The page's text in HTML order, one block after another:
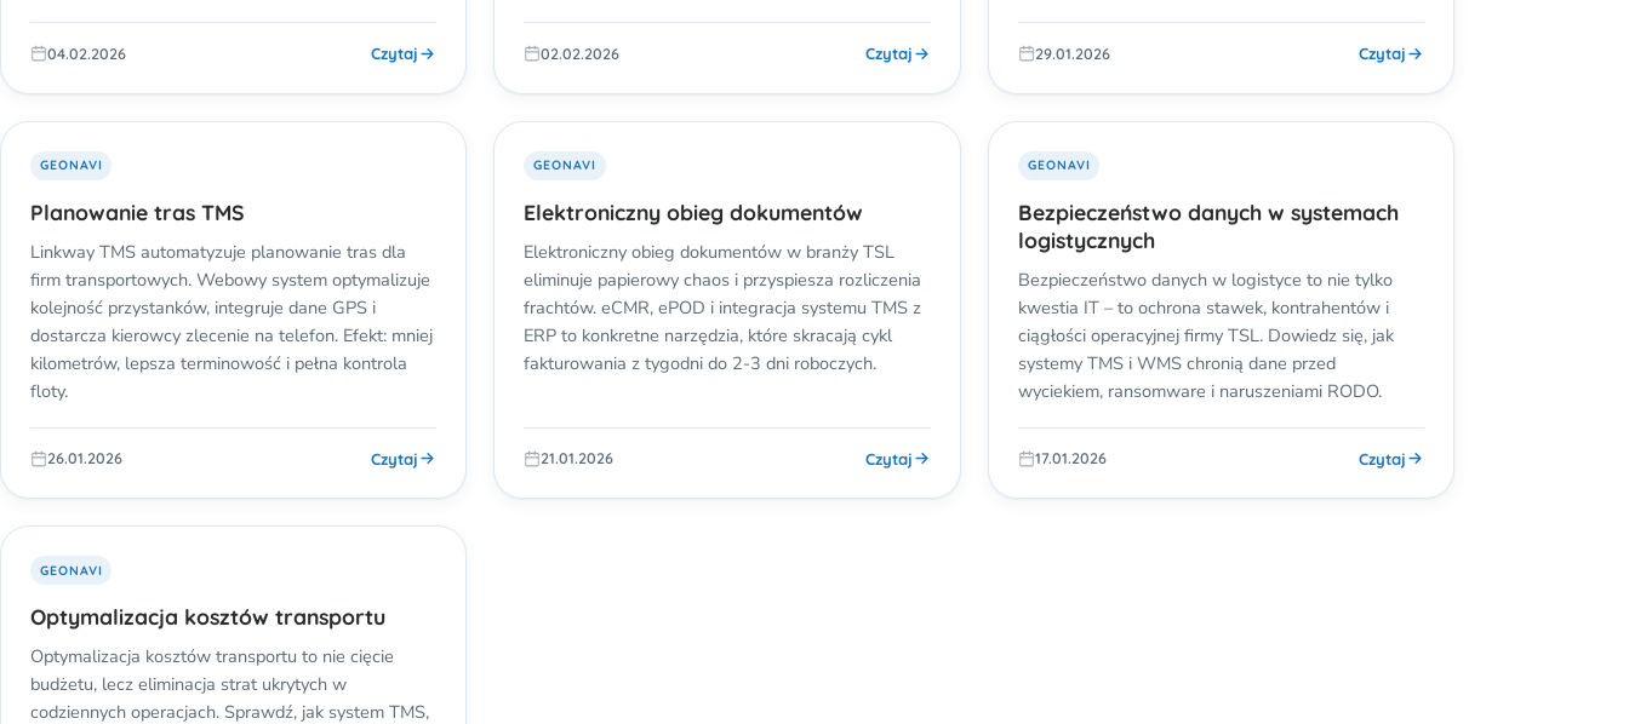
04.02.2026 Czytaj 02.02.2026 Czytaj 29.01.2026 Czytaj
GEONAVI
Planowanie tras TMS
Linkway TMS automatyzuje planowanie tras dla
firm transportowych. Webowy system optymalizuje
kolejność przystanków, integruje dane GPS i
dostarcza kierowcy zlecenie na telefon. Efekt: mniej
kilometrów, lepsza terminowość i pełna kontrola
floty.
26.01.2026 Czytaj
GEONAVI
Elektroniczny obieg dokumentów
Elektroniczny obieg dokumentów w branży TSL
eliminuje papierowy chaos i przyspiesza rozliczenia
frachtów. eCMR, ePOD i integracja systemu TMS z
ERP to konkretne narzędzia, które skracają cykl
fakturowania z tygodni do 2-3 dni roboczych.
21.01.2026 Czytaj
GEONAVI
Bezpieczeństwo danych w systemach
logistycznych
Bezpieczeństwo danych w logistyce to nie tylko
kwestia IT – to ochrona stawek, kontrahentów i
ciągłości operacyjnej firmy TSL. Dowiedz się, jak
systemy TMS i WMS chronią dane przed
wyciekiem, ransomware i naruszeniami RODO.
17.01.2026 Czytaj
GEONAVI
Optymalizacja kosztów transportu
Optymalizacja kosztów transportu to nie cięcie
budżetu, lecz eliminacja strat ukrytych w
codziennych operacjach. Sprawdź, jak system TMS,